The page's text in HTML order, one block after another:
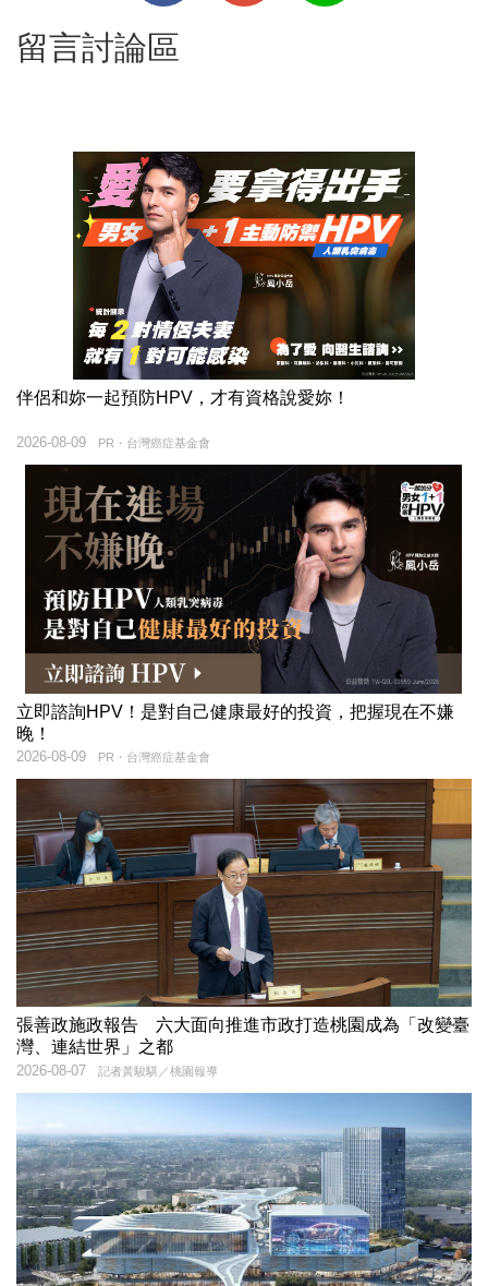
留言討論區
伴侶和妳一起預防HPV，才有資格說愛妳！
PR・台灣癌症基金會
2026-08-09
立即諮詢HPV！是對自己健康最好的投資，把握現在不嫌
晚！
PR・台灣癌症基金會
2026-08-09
張善政施政報告 六大面向推進市政打造桃園成為「改變臺
灣、連結世界」之都
記者黃駿騏／桃園報導
2026-08-07